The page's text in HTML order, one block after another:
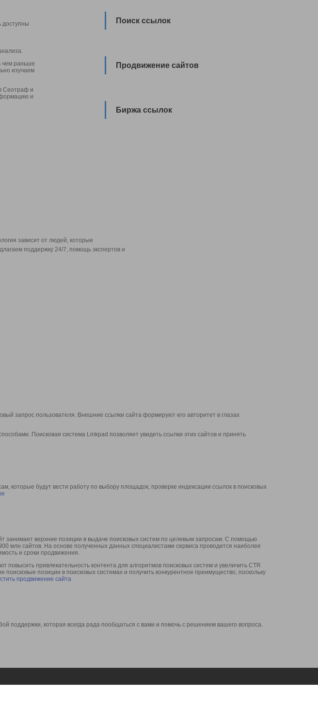
доступны
чем раньше
изучаем
Сеотраф и
и
Поиск ссылок
Продвижение сайтов
Биржа ссылок
зависит от людей, которые
поддержку 24/7, помощь экспертов и
запрос пользователя. Внешние ссылки сайта формируют его авторитет в глазах
Поисковая система Linkpad позволяет увидеть ссылки этих сайтов и принять
которые будут вести работу по выбору площадок, проверке индексации ссылок в поисковых
занимает верхние позиции в выдаче поисковых систем по целевым запросам. С помощью
млн сайтов. На основе полученных данных специалистами сервиса проводится наиболее
и сроки продвижения.
привлекательность контента для алгоритмов поисковых систем и увеличить CTR
позиции в поисковых системах и получить конкурентное преимущество, поскольку
продвижение сайта
поддержки, которая всегда рада пообщаться с вами и помочь с решением вашего вопроса.